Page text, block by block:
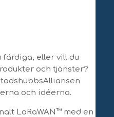
färdiga, eller vill du
och tjänster?
och idéerna.
LoRaWAN™ med en